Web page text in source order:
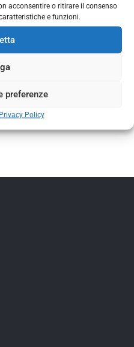
acconsentire o ritirare il consenso
e funzioni.
preferenze
Policy
eurosulla prima
per le
commerciale